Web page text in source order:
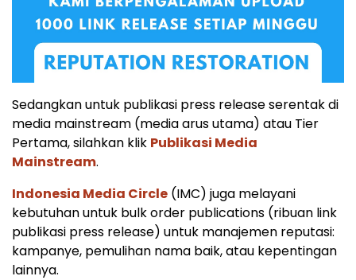
Sedangkan untuk publikasi press release serentak di
media mainstream (media arus utama) atau Tier
Pertama, silahkan klik Publikasi Media
Mainstream.
Indonesia Media Circle (IMC) juga melayani
kebutuhan untuk bulk order publications (ribuan link
publikasi press release) untuk manajemen reputasi:
kampanye, pemulihan nama baik, atau kepentingan
lainnya.